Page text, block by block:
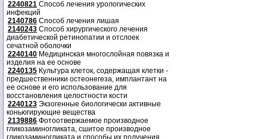
2240821 Способ лечения урологических
инфекций
2140786 Способ лечения лишая
2140243 Способ хирургического лечения
диабетической ретинопатии и отслоек
сечатной оболочки
2240140 Медицинская многослойная повязка и
изделия на ее основе
2240135 Культура клеток, содержащая клетки -
предшественники остеонегеза, имплантант на
ее основе и его использование для
восстановления целостности кости
2240123 Экзогенные биологически активные
коньюгирующие вещества
2139886 Фотоотвержаемое производное
гликозаминогликата, сшитое производное
гликозаминогликата и способы их получения,